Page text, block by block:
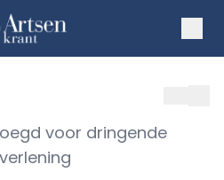
voor dringende